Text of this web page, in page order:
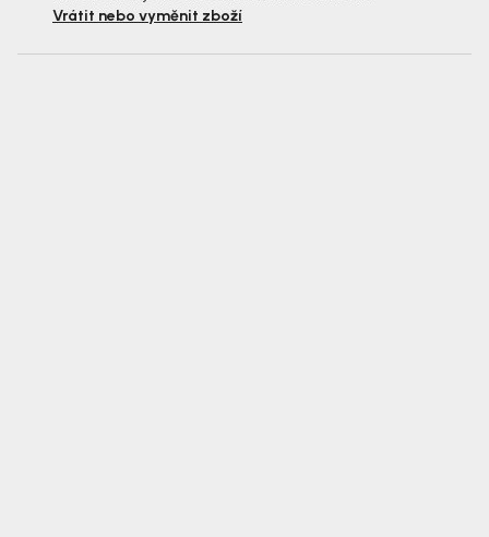
Vrátit nebo vyměnit zboží